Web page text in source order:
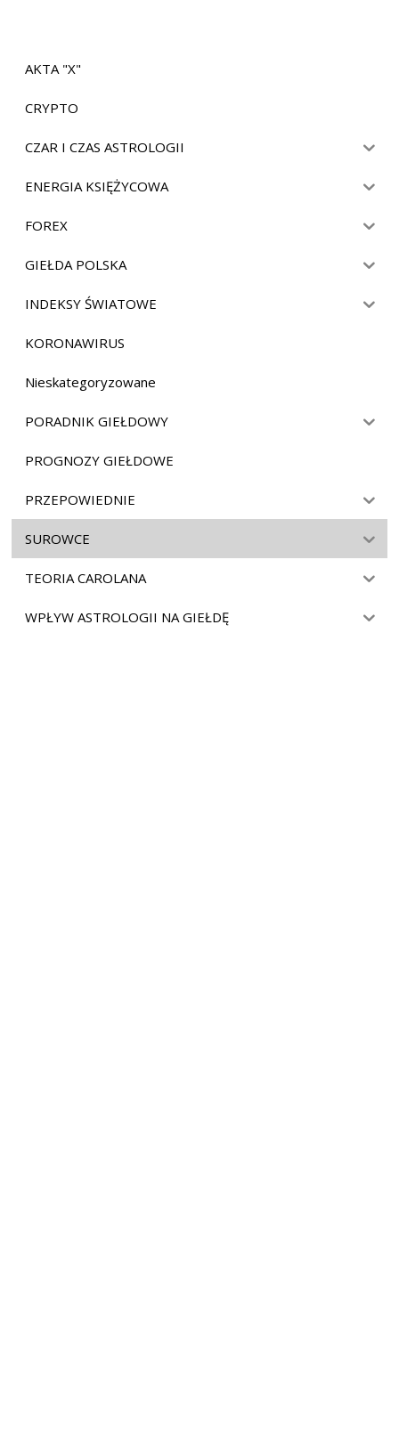
AKTA "X"
CRYPTO
CZAR I CZAS ASTROLOGII
ENERGIA KSIĘŻYCOWA
FOREX
GIEŁDA POLSKA
INDEKSY ŚWIATOWE
KORONAWIRUS
Nieskategoryzowane
PORADNIK GIEŁDOWY
PROGNOZY GIEŁDOWE
PRZEPOWIEDNIE
SUROWCE
TEORIA CAROLANA
WPŁYW ASTROLOGII NA GIEŁDĘ